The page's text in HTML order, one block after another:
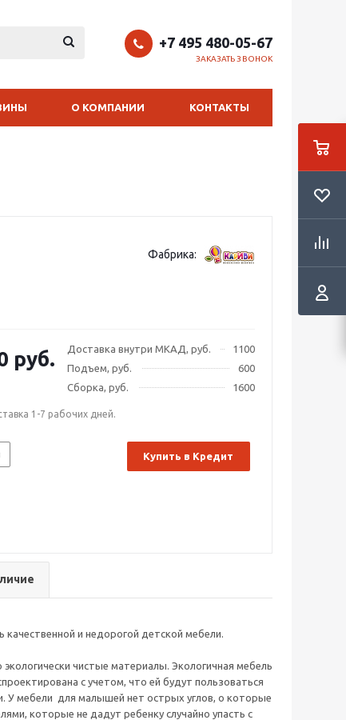
+7 495 480-05-67
ЗАКАЗАТЬ ЗВОНОК
О КОМПАНИИ КОНТАКТЫ
Фабрика:
Доставка внутри МКАД, руб.
1100
Подъем, руб.
600
Сборка, руб.
1600
руб.
1-7 рабочих дней.
Купить в Кредит
и недорогой детской мебели.
чистые материалы. Экологичная мебель
с учетом, что ей будут пользоваться
У мебели для малышей нет острых углов, о которые
которые не дадут ребенку случайно упасть с